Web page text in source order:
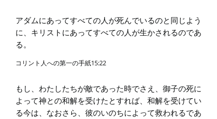
アダムにあってすべての人が死んでいるのと同じよう
に、キリストにあってすべての人が生かされるのであ
る。
コリント人への第一の手紙15:22
もし、わたしたちが敵であった時でさえ、御子の死に
よって神との和解を受けたとすれば、和解を受けてい
る今は、なおさら、彼のいのちによって救われるであ